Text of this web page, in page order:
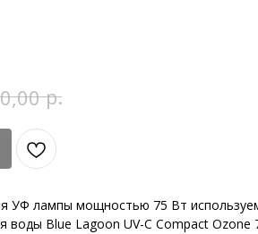
р.
УФ лампы мощностью 75 Вт
воды Blue Lagoon UV-C Compact Ozone